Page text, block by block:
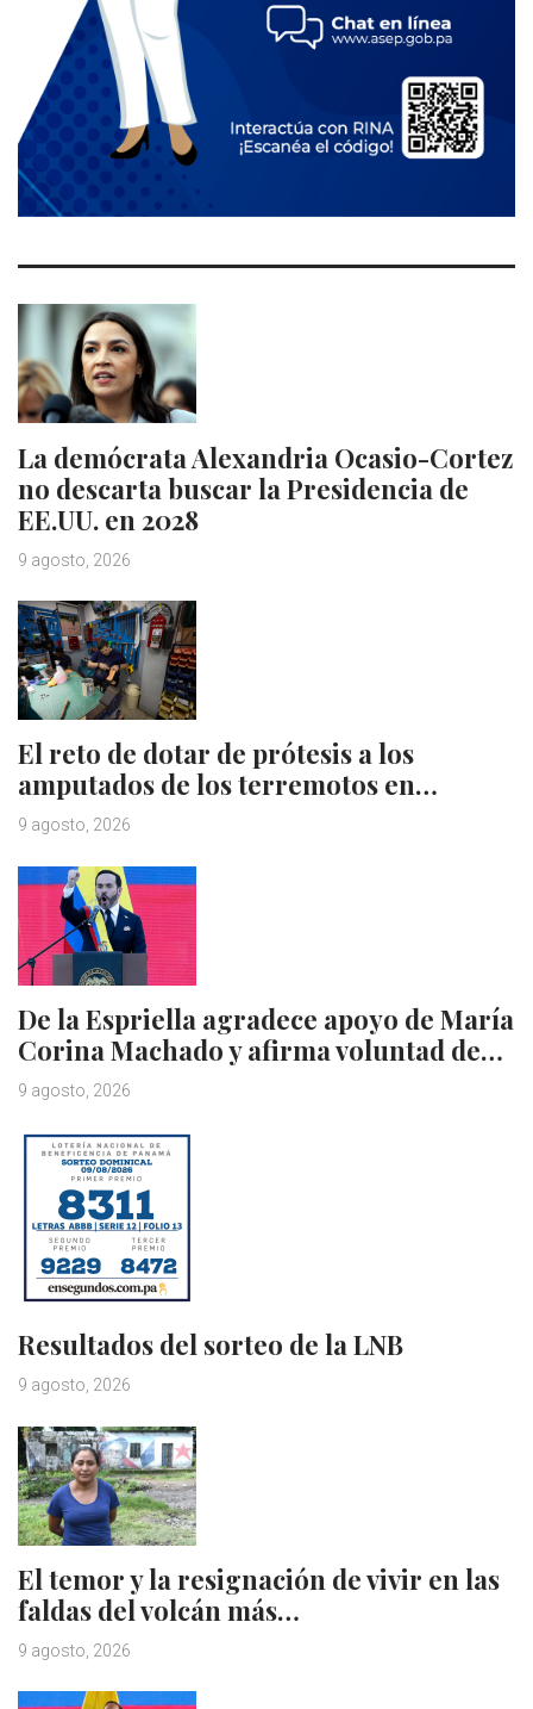
La demócrata Alexandria Ocasio-Cortez
no descarta buscar la Presidencia de
EE.UU. en 2028
9 agosto, 2026
El reto de dotar de prótesis a los
amputados de los terremotos en…
9 agosto, 2026
De la Espriella agradece apoyo de María
Corina Machado y afirma voluntad de…
9 agosto, 2026
Resultados del sorteo de la LNB
9 agosto, 2026
El temor y la resignación de vivir en las
faldas del volcán más…
9 agosto, 2026